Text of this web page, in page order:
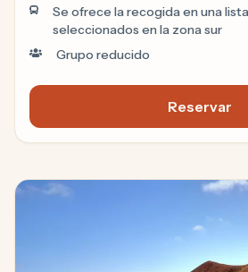
Se ofrece la recogida en una
seleccionados en la zona sur
Grupo reducido
Reservar
Tour